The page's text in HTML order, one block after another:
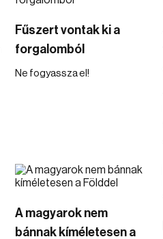
Fűszert vontak ki a
forgalomból
Ne fogyassza el!
A magyarok nem
bánnak kíméletesen a